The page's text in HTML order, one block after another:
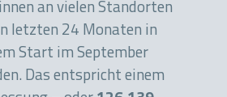
an vielen Standorten
letzten 24 Monaten in
Start im September
Das entspricht einem